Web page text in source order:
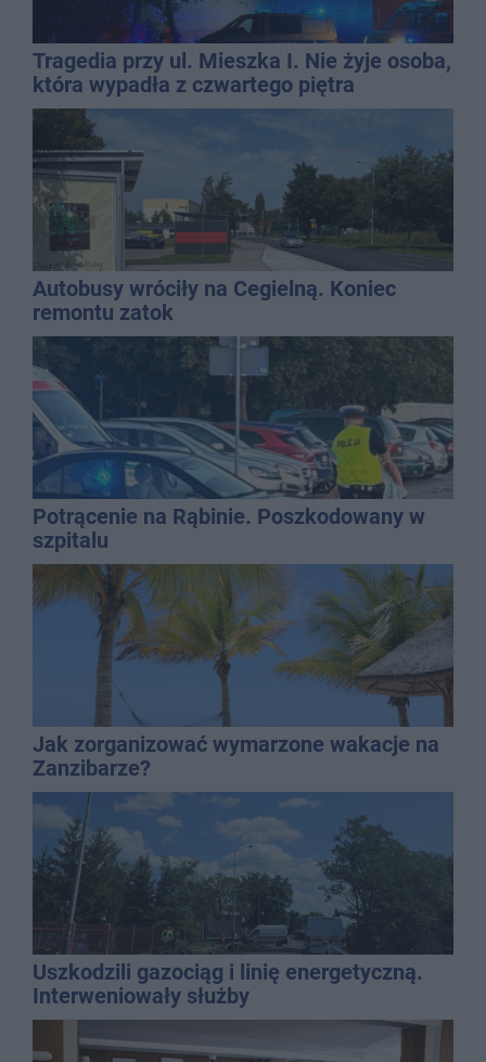
Tragedia przy ul. Mieszka I. Nie żyje osoba,
która wypadła z czwartego piętra
Autobusy wróciły na Cegielną. Koniec
remontu zatok
Potrącenie na Rąbinie. Poszkodowany w
szpitalu
Jak zorganizować wymarzone wakacje na
Zanzibarze?
Uszkodzili gazociąg i linię energetyczną.
Interweniowały służby